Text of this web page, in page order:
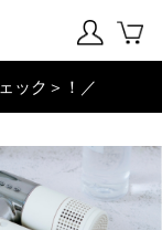
ック＞！／